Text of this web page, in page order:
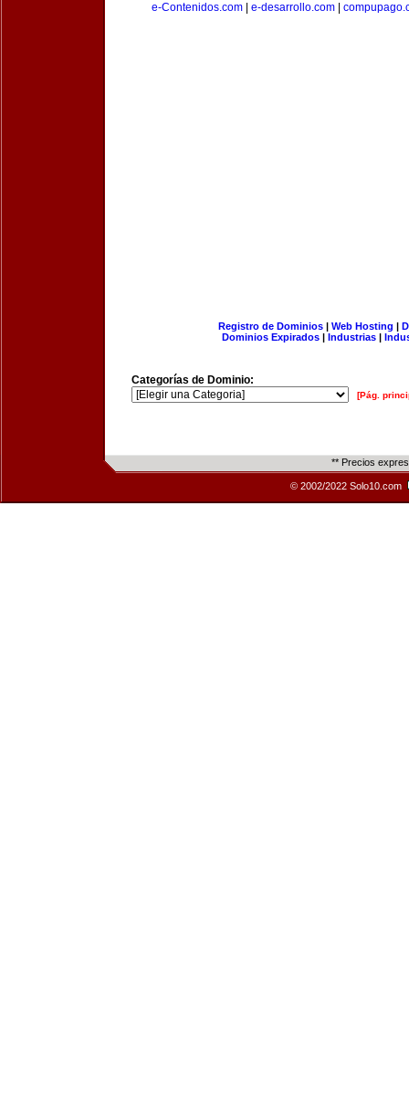
e-Contenidos.com
e-desarrollo.com
Registro de Dominios| Web Hosting |
Dominios Expirados | Industrias |
Categorías de Dominio:
[Pág.
** Precios
© 2002/2022 Solo10.com